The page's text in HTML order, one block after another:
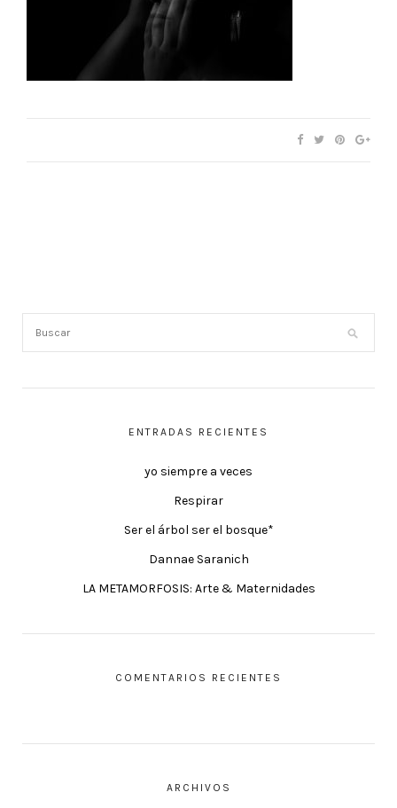
ENTRADAS RECIENTES
yo siempre a veces
Respirar
Ser el árbol ser el bosque*
Dannae Saranich
LA METAMORFOSIS: Arte & Maternidades
COMENTARIOS RECIENTES
ARCHIVOS